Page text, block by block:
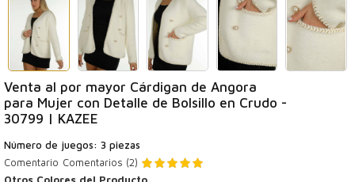
Venta al por mayor Cárdigan de Angora
para Mujer con Detalle de Bolsillo en Crudo -
30799 | KAZEE
Número de juegos: 3 piezas
Comentario Comentarios (2)